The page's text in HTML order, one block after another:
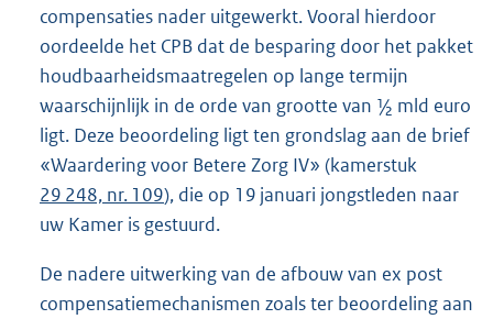
compensaties nader uitgewerkt. Vooral hierdoor
oordeelde het CPB dat de besparing door het pakket
houdbaarheidsmaatregelen op lange termijn
waarschijnlijk in de orde van grootte van ½ mld euro
ligt. Deze beoordeling ligt ten grondslag aan de brief
«Waardering voor Betere Zorg IV» (kamerstuk
29 248, nr. 109), die op 19 januari jongstleden naar
uw Kamer is gestuurd.
De nadere uitwerking van de afbouw van ex post
compensatiemechanismen zoals ter beoordeling aan